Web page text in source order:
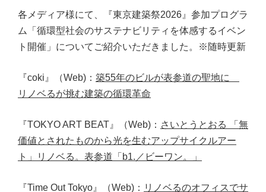
各メディア様にて、『東京建築祭2026』参加プログラ
ム「循環型社会のサステナビリティを体感するイベン
ト開催」についてご紹介いただきました。※随時更新
『coki』（Web)： 築55年のビルが表参道の聖地に
リノベるが挑む建築の循環革命
『TOKYO ART BEAT』（Web)： さいとうとおる 「無
価値とされたものから光を生むアップサイクルアー
ト」リノベる。表参道「b1.／ビーワン。」
『Time Out Tokyo』（Web)： リノベるのオフィスでサ